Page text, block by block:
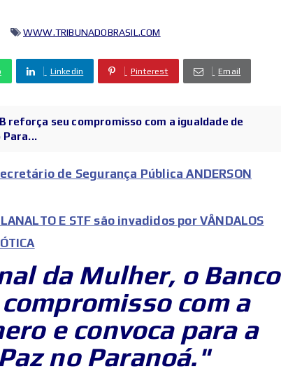
WWW.TRIBUNADOBRASIL.COM
Linkedin Pinterest Email
reforça seu compromisso com a igualdade de
Para...
de Segurança Pública ANDERSON
E STF são invadidos por VÂNDALOS
da Mulher, o Banco
com a
e convoca para a
no Paranoá."